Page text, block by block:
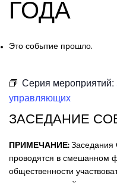
ГОДА
Это событие прошло.
Серия мероприятий:
управляющих
ЗАСЕДАНИЕ
ПРИМЕЧАНИЕ: Заседания
проводятся в смешанном
общественности